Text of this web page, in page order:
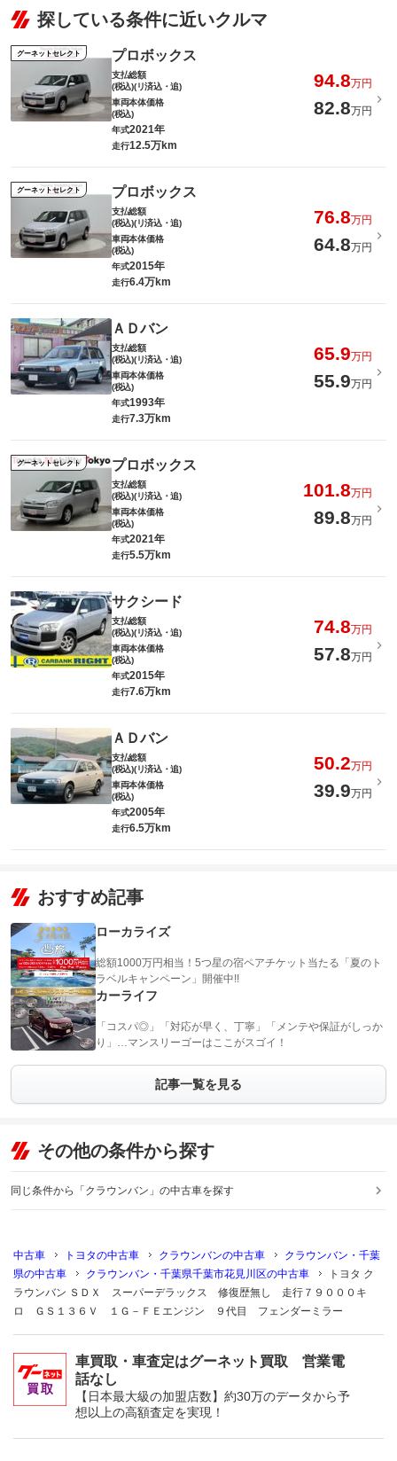
探している条件に近いクルマ
グーネットセレクト プロボックス
支払総額
(税込)(リ済込・追)
94.8万円
車両本体価格
(税込)
82.8万円
年式2021年
走行12.5万km
グーネットセレクト プロボックス
支払総額
(税込)(リ済込・追)
76.8万円
車両本体価格
(税込)
64.8万円
年式2015年
走行6.4万km
ＡＤバン
支払総額
(税込)(リ済込・追)
65.9万円
車両本体価格
(税込)
55.9万円
年式1993年
走行7.3万km
グーネットセレクト プロボックス
支払総額
(税込)(リ済込・追)
101.8万円
車両本体価格
(税込)
89.8万円
年式2021年
走行5.5万km
サクシード
支払総額
(税込)(リ済込・追)
74.8万円
車両本体価格
(税込)
57.8万円
年式2015年
走行7.6万km
ＡＤバン
支払総額
(税込)(リ済込・追)
50.2万円
車両本体価格
(税込)
39.9万円
年式2005年
走行6.5万km
おすすめ記事
ローカライズ
総額1000万円相当！5つ星の宿ペアチケット当たる「夏のト
ラベルキャンペーン」開催中!!
カーライフ
「コスパ◎」「対応が早く、丁寧」「メンテや保証がしっか
り」…マンスリーゴーはここがスゴイ！
記事一覧を見る
その他の条件から探す
同じ条件から「クラウンバン」の中古車を探す
中古車 トヨタの中古車 クラウンバンの中古車
クラウンバン・千葉
県の中古車
クラウンバン・千葉県千葉市花見川区の中古車
トヨタ ク
ラウンバン ＳＤＸ スーパーデラックス 修復歴無し 走行７９０００キ
ロ ＧＳ１３６Ｖ １Ｇ－ＦＥエンジン ９代目 フェンダーミラー
車買取・車査定はグーネット買取 営業電
話なし
【日本最大級の加盟店数】約30万のデータから予
想以上の高額査定を実現！